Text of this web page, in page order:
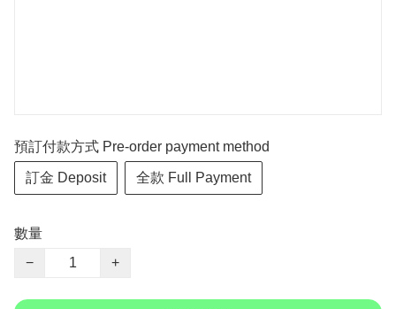
預訂付款方式 Pre-order payment method
訂金 Deposit 全款 Full Payment
數量
−
+